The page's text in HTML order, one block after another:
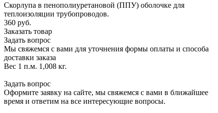
Скорлупа в пенополиуретановой (ППУ) оболочке для
теплоизоляции трубопроводов.
360 руб.
Заказать товар
Задать вопрос
Мы свяжемся с вами для уточнения формы оплаты и способа
доставки заказа
Вес 1 п.м. 1,008 кг.
Задать вопрос
Оформите заявку на сайте, мы свяжемся с вами в ближайшее
время и ответим на все интересующие вопросы.